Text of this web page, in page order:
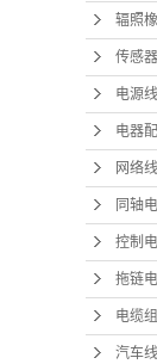
辐照
传感
电源线
电器
网络线
同轴
控制
拖链
电缆
汽车线